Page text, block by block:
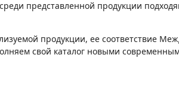
представленной продукции
продукции, ее соответствие
свой каталог новыми